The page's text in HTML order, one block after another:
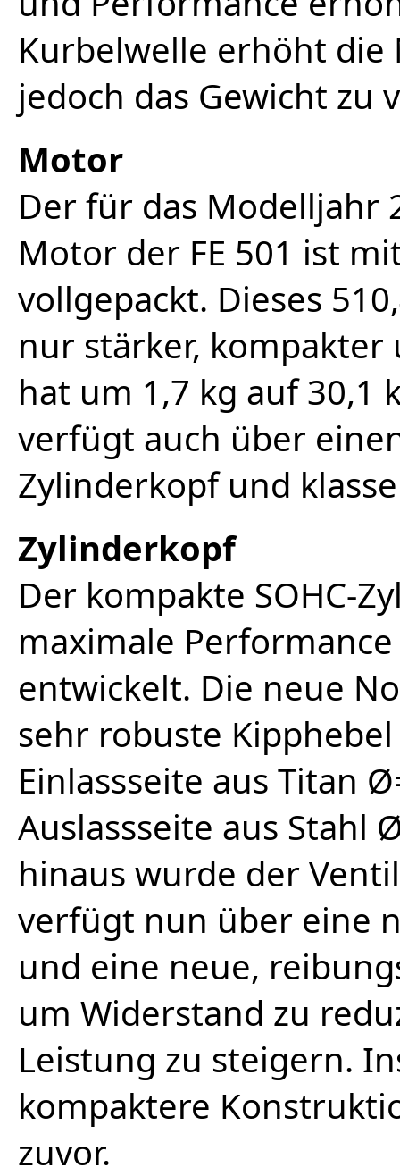
Kurbelwelle erhöht
jedoch das Gewicht zu
Motor
Der für das Modelljahr
Motor der FE 501 ist
vollgepackt. Dieses
nur stärker, kompakter
hat um 1,7 kg auf 30,1
verfügt auch über
Zylinderkopf und
Zylinderkopf
Der kompakte SOHC-
maximale
entwickelt. Die neue
sehr robuste
Einlassseite aus Titan
Auslassseite aus Stahl
hinaus wurde der
verfügt nun über eine
und eine neue,
um Widerstand zu
Leistung zu steigern.
kompaktere
zuvor.